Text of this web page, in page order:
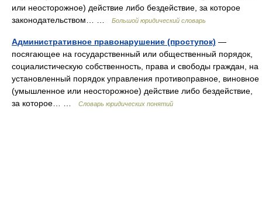
или неосторожное) действие либо бездействие, за которое
законодательством… …
Большой юридический словарь
Административное правонарушение (проступок) —
посягающее на государственный или общественный порядок,
социалистическую собственность, права и свободы граждан, на
установленный порядок управления противоправное, виновное
(умышленное или неосторожное) действие либо бездействие,
за которое… …
Словарь юридических понятий